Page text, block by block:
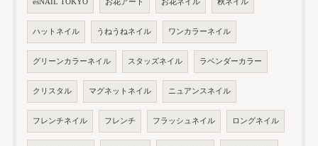
esNAIL TOKYO お花アート お花ネイル 秋ネイル
ハットネイル うねうねネイル ワンカラーネイル
グリーンカラーネイル スタッズネイル ラベンダーカラー
クリスタル マグネットネイル ニュアンスネイル
フレンチネイル フレンチ フラッシュネイル ロングネイル